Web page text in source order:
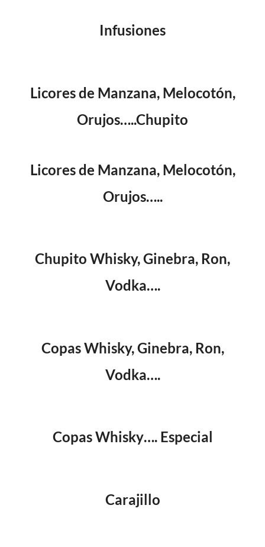
Infusiones
Licores de Manzana, Melocotón,
Orujos…..Chupito
Licores de Manzana, Melocotón,
Orujos…..
Chupito Whisky, Ginebra, Ron,
Vodka….
Copas Whisky, Ginebra, Ron,
Vodka….
Copas Whisky…. Especial
Carajillo